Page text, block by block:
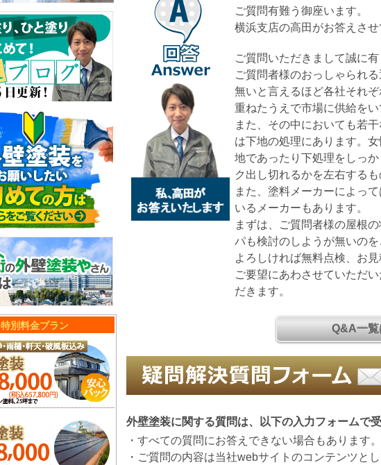
特別料金プラン
ご質問有難う御座います。
横浜支店の高田がお答えさせ
ご質問いただきまして誠に有
ご質問者様のおっしゃられ
無いと言えるほど各社それ
重ねたうえで市場に供給を
また、その中においても若
は下地の処理にあります。
地であったり下処理をしっ
ク出し切れるかを左右するも
また、塗料メーカーによっ
いるメーカーもあります。
まずは、ご質問者様の屋根
パも検討のしようが無いの
よろしければ無料点検、お
ご要望にあわさせていただ
だきます。
Q&A一
外壁塗装に関する質問は、以下の入力フォームで
・すべての質問にお答えできない場合もあります
・ご質問の内容は当社webサイトのコンテンツと